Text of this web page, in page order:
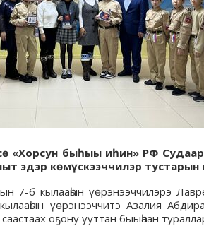
«Хорсун быһыы иһин» РФ
эдэр көмүскээччилэр тустарын
7-б кылааһын үөрэнээччилэрэ
үөрэнээччитэ Азалия
оҕону ууттан быыһаан